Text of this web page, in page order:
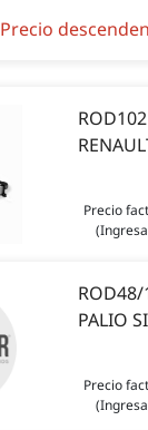
Precio
Precio
ROD48/
PALIO
Precio